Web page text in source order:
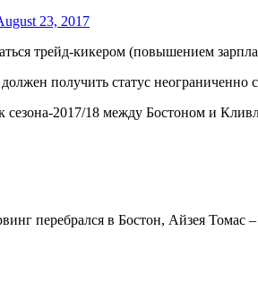
23, 2017
трейд-кикером (повышением
получить статус неограниченно
2017/18 между Бостоном и
перебрался в Бостон, Айзея Томас